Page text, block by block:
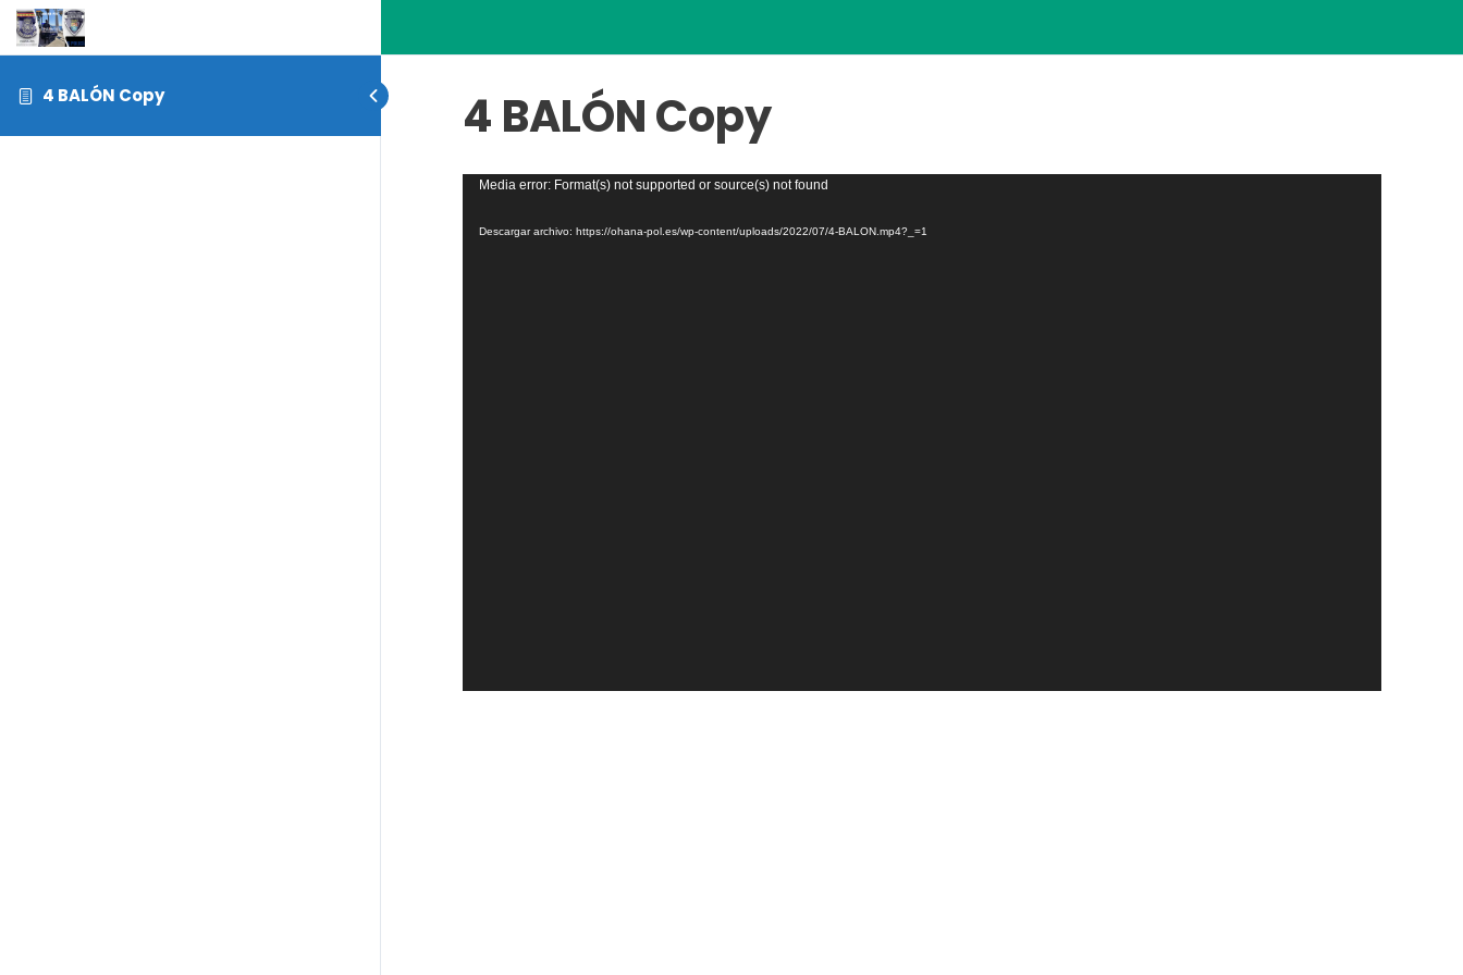
4 BALÓN Copy 4 BALÓN Copy
Reproductor
Media error: Format(s) not supported or source(s) not found
Descargar archivo: https://ohana-pol.es/wp-content/uploads/2022/07/4-BALON.mp4?_=1